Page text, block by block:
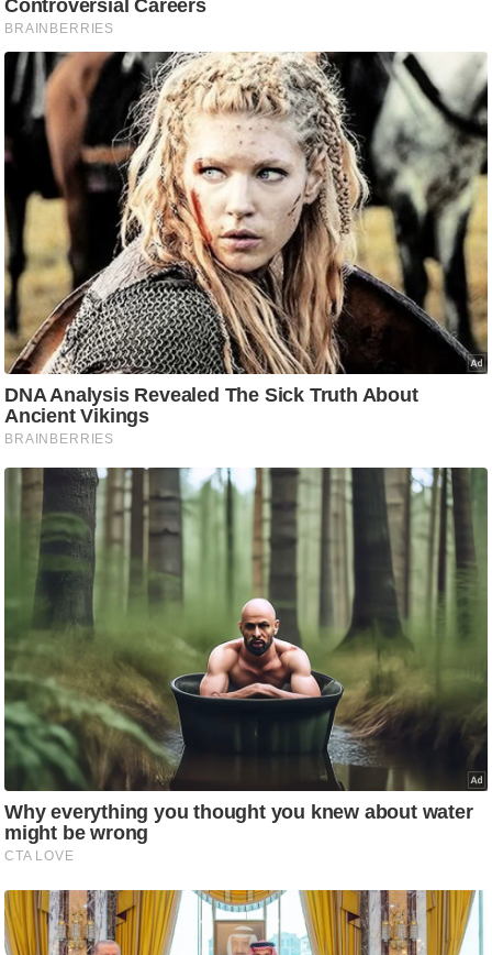
/
फै
श
न
लू
नु
स्खे
प
र्य
ट
न
स्थ
ल
फि
ट
स
मं
त्रा
रि
ले
श
न
शि
प
रा
ज
ति
वि